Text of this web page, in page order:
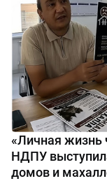
«Личная жизнь
НДПУ
домов и